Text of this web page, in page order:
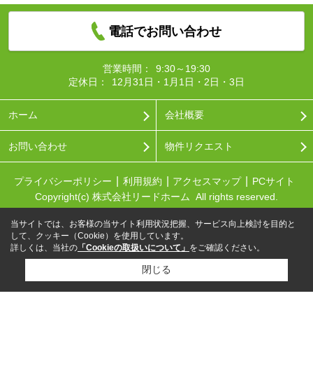
電話でお問い合わせ
営業時間：
9:30～19:30
定休日：
12月31日・1月1日・2日・3日
ホーム 会社概要
お問い合わせ 物件リクエスト
プライバシーポリシー 利用規約 アクセスマップ
PCサイト
Copyright(c) 株式会社リードホーム All rights reserved.
当サイトでは、お客様の当サイト利用状況把握、サービス向上検討を目的と
して、クッキー（Cookie）を使用しています。
詳しくは、当社の 「Cookieの取扱いについて」 をご確認ください。
閉じる